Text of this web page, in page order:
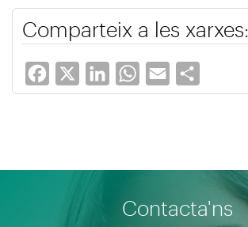
Comparteix a les xarxes:
Facebook LinkedInWhatsApp
Email
Contacta'ns